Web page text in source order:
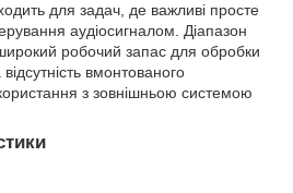
для задач, де важливі просте
аудіосигналом. Діапазон
робочий запас для обробки
вмонтованого
з зовнішньою системою